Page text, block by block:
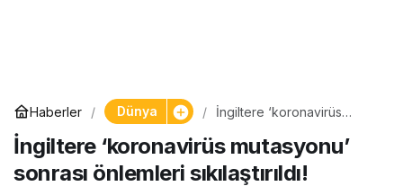
Haberler Dünya
İngiltere ‘koronavirüs
önlemleri sıkılaştırıldı!
İngiltere ‘koronavirüs mutasyonu’
sonrası önlemleri sıkılaştırıldı!